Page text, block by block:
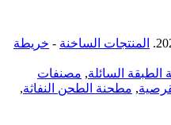
المنتجات الساخنة - خريطة
السائلة, مصنفات
, مطحنة الطحن النفاثة,